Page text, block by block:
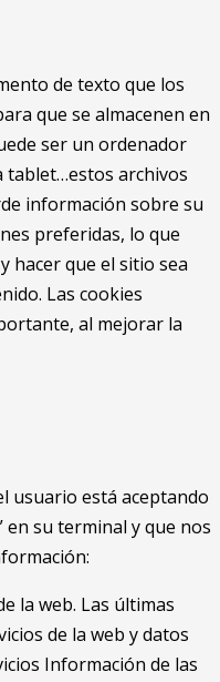
de texto que los
que se almacenen en
ser un ordenador
tablet…estos archivos
información sobre su
preferidas, lo que
hacer que el sitio sea
Las cookies
al mejorar la
usuario está aceptando
en su terminal y que nos
la web. Las últimas
de la web y datos
Información de las